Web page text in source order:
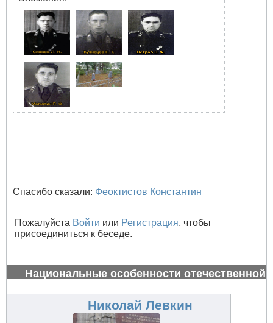
Спасибо сказали: Феоктистов Константин
Пожалуйста Войти или Регистрация, чтобы
присоединиться к беседе.
Национальные особенности отечественной
Николай Левкин